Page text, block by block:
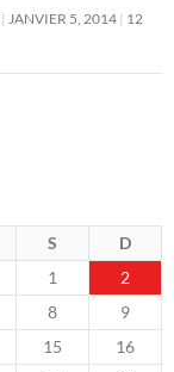
JANVIER 5, 2014 12
S
D
1
2
8
9
15
16